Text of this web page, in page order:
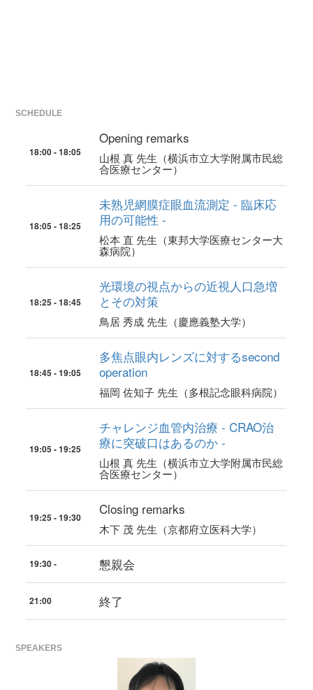
SCHEDULE
18:00 - 18:05
Opening remarks
山根 真 先生（横浜市立大学附属市民総
合医療センター）
18:05 - 18:25
未熟児網膜症眼血流測定 - 臨床応
用の可能性 -
松本 直 先生（東邦大学医療センター大
森病院）
18:25 - 18:45
光環境の視点からの近視人口急増
とその対策
鳥居 秀成 先生（慶應義塾大学）
18:45 - 19:05
多焦点眼内レンズに対するsecond
operation
福岡 佐知子 先生（多根記念眼科病院）
19:05 - 19:25
チャレンジ血管内治療 - CRAO治
療に突破口はあるのか -
山根 真 先生（横浜市立大学附属市民総
合医療センター）
19:25 - 19:30 Closing remarks
木下 茂 先生（京都府立医科大学）
19:30 - 懇親会
21:00 終了
SPEAKERS